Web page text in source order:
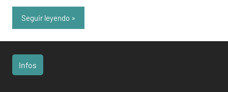
Seguir leyendo
Infos